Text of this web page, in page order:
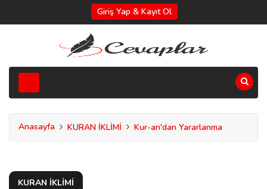
Giriş Yap & Kayıt Ol
Anasayfa KURAN İKLİMİ Kur-an'dan Yararlanma
KURAN İKLİMİ